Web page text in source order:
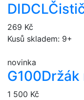
DIDCL
269 Kč
Kusů skladem: 9+
novinka
G100
1 500 Kč